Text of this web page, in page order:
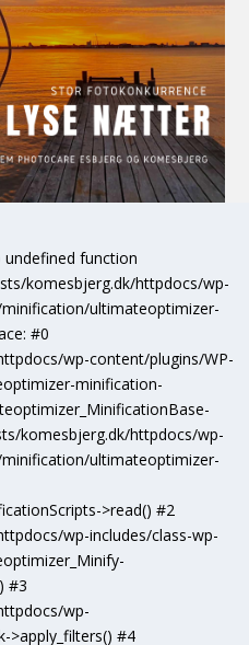
undefined function
komesbjerg.dk/httpdocs/wp-
ultimateoptimizer-
#0
wp-content/plugins/WP-
minification-
komesbjerg.dk/httpdocs/wp-
ultimateoptimizer-
>read() #2
wp-includes/class-wp-
#3
wp-
>apply_filters() #4